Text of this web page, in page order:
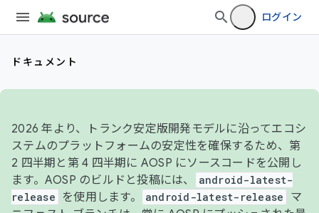
ログイン
ドキュメント
2026 年より、トランク安定版開発モデルに沿ってエコシ
ステムのプラットフォームの安定性を確保するため、第
2 四半期と第 4 四半期に AOSP にソースコードを公開し
ます。AOSP のビルドと投稿には、
android-latest-
release
を使用します。 android-latest-release
マ